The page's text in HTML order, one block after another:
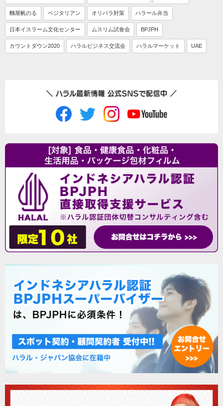
麵屋帆のる ベジタリアン オリパラ対策 ハラール弁当
日本イスラーム文化センター ムスリム試食会 BPJPH
カウントダウン2020 ハラルビジネス交流会 ハラルマーケット UAE